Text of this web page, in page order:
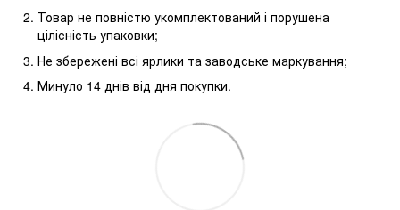
Товар не повністю укомплектований і порушена
цілісність упаковки;
Не збережені всі ярлики та заводське маркування;
Минуло 14 днів від дня покупки.